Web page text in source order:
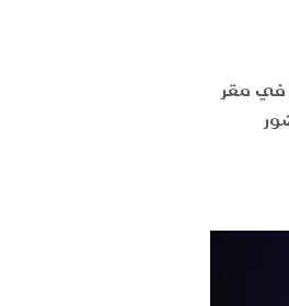
لعام 2023، وذلك خلال دورته الـ 25 التي تنعقد في مقر